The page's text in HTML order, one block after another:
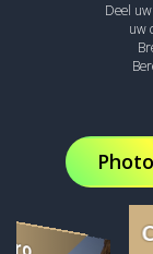
Deel
uw